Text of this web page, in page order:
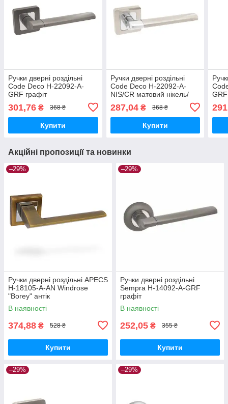
Ручки дверні роздільні
Code Deco H-22092-A-
GRF графіт
301,76 ₴ 368 ₴
Купити
Ручки дверні роздільні
Code Deco H-22092-A-
NIS/CR матовий нікель/
287,04₴ 368 ₴
Купити
Акційні пропозиції та новинки
–29%
Ручки дверні роздільні APECS
H-18105-A-AN Windrose
"Borey" антік
В наявності
374,88 ₴ 528 ₴
Купити
–29%
Ручки дверні роздільні
Sempra H-14092-A-GRF
графіт
В наявності
252,05 ₴ 355 ₴
Купити
–29% –29%